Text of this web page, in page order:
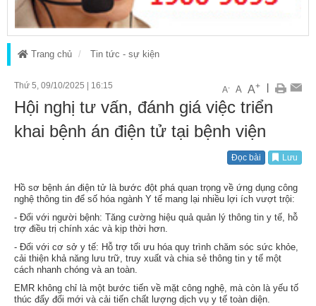
Trang chủ Tin tức - sự kiện
Thứ 5, 09/10/2025 16:15 A- A A+
Hội nghị tư vấn, đánh giá việc triển
khai bệnh án điện tử tại bệnh viện
Đọc bài Lưu
Hồ sơ bệnh án điện tử là bước đột phá quan trọng về ứng dụng công
nghệ thông tin để số hóa ngành Y tế mang lại nhiều lợi ích vượt trội:
- Đối với người bệnh: Tăng cường hiệu quả quản lý thông tin y tế, hỗ
trợ điều trị chính xác và kịp thời hơn.
- Đối với cơ sở y tế: Hỗ trợ tối ưu hóa quy trình chăm sóc sức khỏe,
cải thiện khả năng lưu trữ, truy xuất và chia sẻ thông tin y tế một
cách nhanh chóng và an toàn.
EMR không chỉ là một bước tiến về mặt công nghệ, mà còn là yếu tố
thúc đẩy đổi mới và cải tiến chất lượng dịch vụ y tế toàn diện.